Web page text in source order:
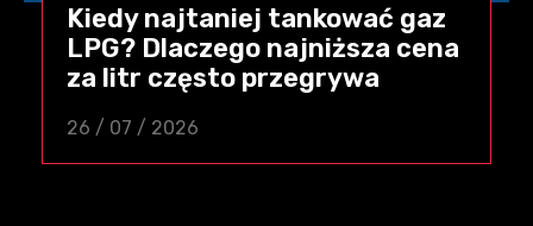
Kiedy najtaniej tankować gaz
LPG? Dlaczego najniższa cena
za litr często przegrywa
26 / 07 / 2026